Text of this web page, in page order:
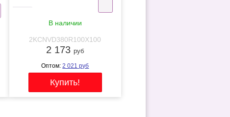
В наличии
2KCNVD380R100X100
2 173 руб
Оптом:2 021 руб